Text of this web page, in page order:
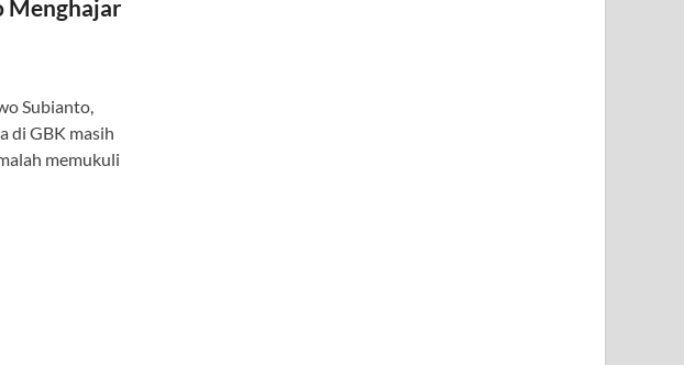
Menghajar
Subianto,
di GBK masih
memukuli